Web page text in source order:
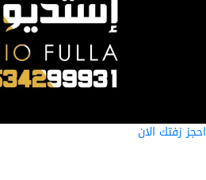
زفتك الان